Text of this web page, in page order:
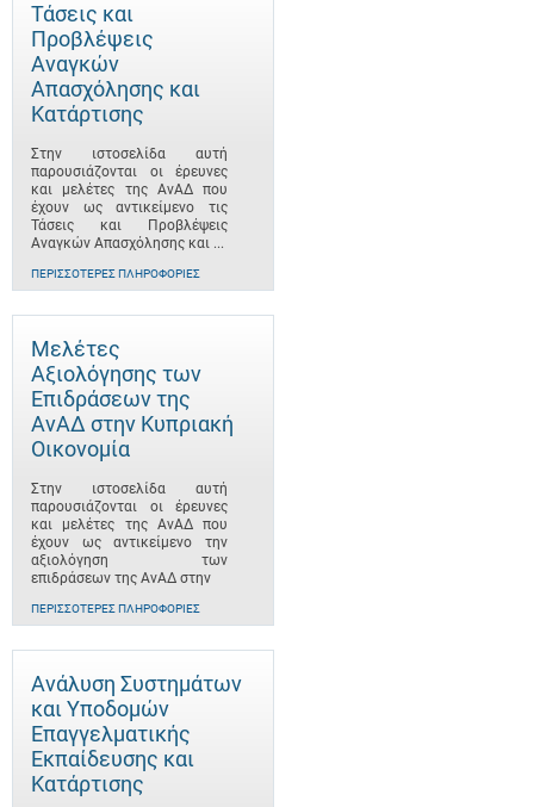
Τάσεις και
Προβλέψεις
Αναγκών
Απασχόλησης και
Κατάρτισης
Στην ιστοσελίδα αυτή
παρουσιάζονται οι έρευνες
και μελέτες της ΑνΑΔ που
έχουν ως αντικείμενο τις
Τάσεις και Προβλέψεις
Αναγκών Απασχόλησης και ...
ΠΕΡΙΣΣΌΤΕΡΕΣ ΠΛΗΡΟΦΟΡΊΕΣ
Μελέτες
Αξιολόγησης των
Επιδράσεων της
ΑνΑΔ στην Κυπριακή
Οικονομία
Στην ιστοσελίδα αυτή
παρουσιάζονται οι έρευνες
και μελέτες της ΑνΑΔ που
έχουν ως αντικείμενο την
αξιολόγηση των
επιδράσεων της ΑνΑΔ στην
ΠΕΡΙΣΣΌΤΕΡΕΣ ΠΛΗΡΟΦΟΡΊΕΣ
Ανάλυση Συστημάτων
και Υποδομών
Επαγγελματικής
Εκπαίδευσης και
Κατάρτισης